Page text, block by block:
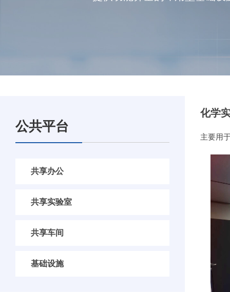
公共平台
共享办公
共享实验室
共享车间
基础设施
化学
主要用